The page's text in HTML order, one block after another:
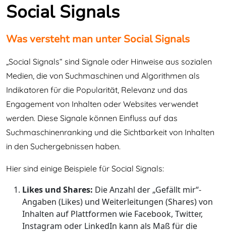
Social Signals
Was versteht man unter Social Signals
„Social Signals“ sind Signale oder Hinweise aus sozialen
Medien, die von Suchmaschinen und Algorithmen als
Indikatoren für die Popularität, Relevanz und das
Engagement von Inhalten oder Websites verwendet
werden. Diese Signale können Einfluss auf das
Suchmaschinenranking und die Sichtbarkeit von Inhalten
in den Suchergebnissen haben.
Hier sind einige Beispiele für Social Signals:
Likes und Shares: Die Anzahl der „Gefällt mir“-
Angaben (Likes) und Weiterleitungen (Shares) von
Inhalten auf Plattformen wie Facebook, Twitter,
Instagram oder LinkedIn kann als Maß für die